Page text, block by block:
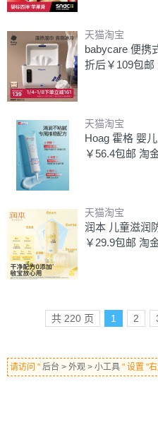
天猫淘宝
babycare 便携
折后￥109包
天猫淘宝
Hoag 霍格 婴
￥56.4包邮 淘
天猫淘宝
润本 儿童滋润
￥29.9包邮 淘
共 220 页 1 2
请访问 " 后台 > 外观 > 小工具 " 设置 "